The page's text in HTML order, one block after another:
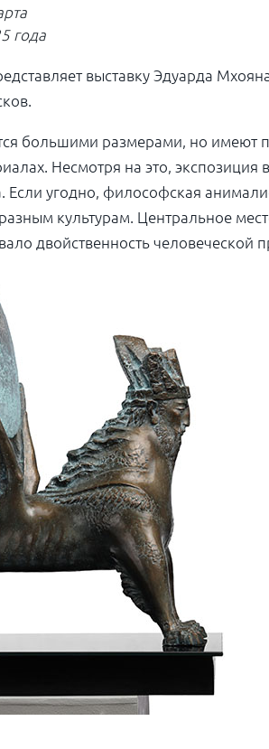
года
выставку Эдуарда
большими размерами, но имеют
Несмотря на это,
угодно, философская
культурам. Центральное
двойственность человеческой